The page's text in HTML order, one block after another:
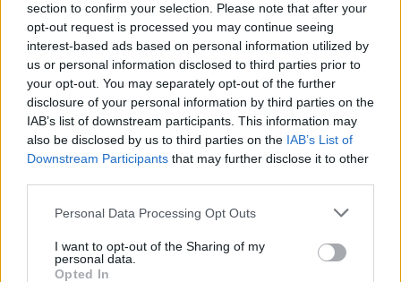
section to confirm your selection. Please note that after your
opt-out request is processed you may continue seeing
interest-based ads based on personal information utilized by
us or personal information disclosed to third parties prior to
your opt-out. You may separately opt-out of the further
disclosure of your personal information by third parties on the
IAB’s list of downstream participants. This information may
also be disclosed by us to third parties on the IAB’s List of
Downstream Participants that may further disclose it to other
Personal Data Processing Opt Outs
I want to opt-out of the Sharing of my
personal data.
Opted In
Poeiras do Saara poderão chegar a Portugal esta sexta-feira e
podem provocar chuva de lama no sábado
Uma faixa de poeiras provenientes do Saara deverá alcançar
Portugal continental na manhã desta...
6 Agosto, 2026 - 15:15